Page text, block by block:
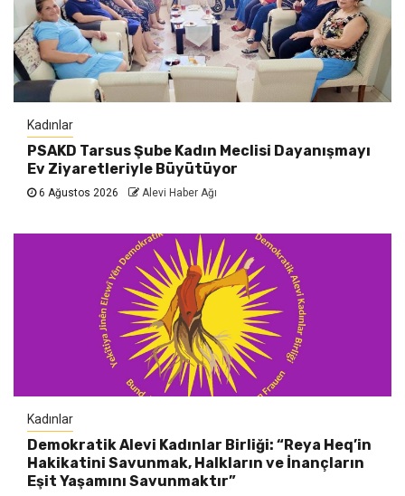
Kadınlar
PSAKD Tarsus Şube Kadın Meclisi Dayanışmayı
Ev Ziyaretleriyle Büyütüyor
6 Ağustos 2026 Alevi Haber Ağı
Kadınlar
Demokratik Alevi Kadınlar Birliği: “Reya Heq’in
Hakikatini Savunmak, Halkların ve İnançların
Eşit Yaşamını Savunmaktır”